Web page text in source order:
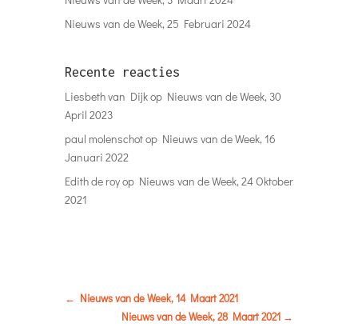
Nieuws van de Week, 25 Februari 2024
Recente reacties
Liesbeth van Dijkop Nieuws van de Week, 30
April 2023
paul molenschotop Nieuws van de Week, 16
Januari 2022
Edith de royop Nieuws van de Week, 24 Oktober
2021
← Nieuws van de Week, 14 Maart 2021
Nieuws van de Week, 28 Maart 2021 →